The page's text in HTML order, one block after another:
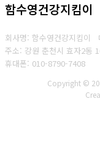
함수영건강지킴이
회사명: 함수영건강지킴이
주소: 강원 춘천시 효자2동
휴대폰: 010-8790-7408
Copyright ©